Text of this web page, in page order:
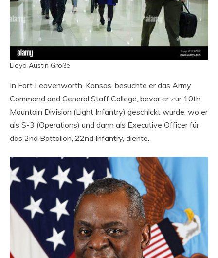
Lloyd Austin Größe
In Fort Leavenworth, Kansas, besuchte er das Army
Command and General Staff College, bevor er zur 10th
Mountain Division (Light Infantry) geschickt wurde, wo er
als S-3 (Operations) und dann als Executive Officer für
das 2nd Battalion, 22nd Infantry, diente.